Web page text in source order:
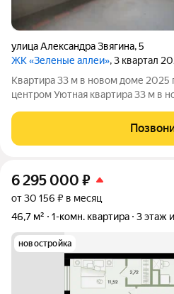
​улица Александра Звягина,5
ЖК «Зеленые аллеи», 3 квартал
Квартира 33 м в новом доме 2025 года тихое место
центром Уютная квартира 33 м в
чистом месте. Отличный вариант
вдали от городской суеты, но при
6 295 000 ₽
от 30 156 ₽ в месяц
46,7 м²
1-комн. квартира 3 этаж
новостройка